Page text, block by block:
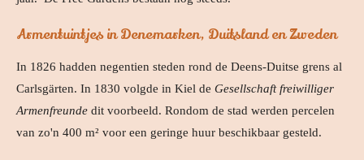
Armentuintjes in Denemarken, Duitsland en Zweden
In 1826 hadden negentien steden rond de Deens-Duitse grens al
Carlsgärten. In 1830 volgde in Kiel de Gesellschaft freiwilliger
Armenfreunde dit voorbeeld. Rondom de stad werden percelen
van zo'n 400 m² voor een geringe huur beschikbaar gesteld.